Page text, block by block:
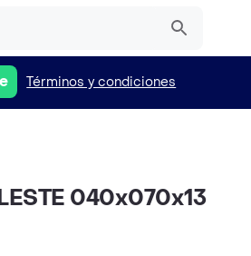
Términos y condiciones
040x070x13